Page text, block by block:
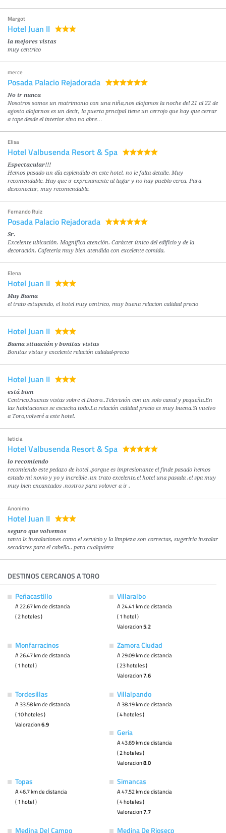
Margot
Hotel Juan II
la mejores vistas
muy centrico
merce
Posada Palacio Rejadorada
No ir nunca
Nosotros somos un matrimonio con una niña,nos alojamos la noche del 21 al 22 de
agosto alojarnos es un decir, la puerta prncipal tiene un cerrojo que hay que cerrar
a tope desde el interior sino no abre…
Elisa
Hotel Valbusenda Resort & Spa
Espectacular!!!
Hemos pasado un día esplendido en este hotel, no le falta detalle. Muy
recomendable. Hay que ir expresamente al lugar y no hay pueblo cerca. Para
desconectar, muy recomendable.
Fernando Ruiz
Posada Palacio Rejadorada
Sr.
Excelente ubicación. Magnífica atención. Carácter único del edificio y de la
decoración. Cafetería muy bien atendida con excelente comida.
Elena
Hotel Juan II
Muy Buena
el trato estupendo, el hotel muy centrico, muy buena relacion calidad precio
Hotel Juan II
Buena situación y bonitas vistas
Bonitas vistas y excelente relación calidad-precio
Hotel Juan II
está bien
Centrico,buenas vistas sobre el Duero..Televisión con un solo canal y pequeña.En
las habitaciones se escucha todo.La relación calidad precio es muy buena.Si vuelvo
a Toro,volveré a este hotel.
leticia
Hotel Valbusenda Resort & Spa
lo recomiendo
recomiendo este pedazo de hotel ,porque es impresionante el finde pasado hemos
estado mi novio y yo y increible .un trato excelente,el hotel una pasada ,el spa muy
muy bien encantados ,nostros para volover a ir .
Anonimo
Hotel Juan II
seguro que volvemos
tanto ls instalaciones como el servicio y la limpieza son correctas, sugeriria instalar
secadores para el cabello.. para cualquiera
DESTINOS CERCANOS A TORO
Peñacastillo
A 22.67 km de distancia
( 2 hoteles )
Villaralbo
A 24.41 km de distancia
( 1 hotel )
Valoracion5.2
Monfarracinos
A 26.47 km de distancia
( 1 hotel )
Zamora Ciudad
A 29.09 km de distancia
( 23 hoteles )
Valoracion7.6
Tordesillas
A 33.58 km de distancia
( 10 hoteles )
Valoracion6.9
Villalpando
A 38.19 km de distancia
( 4 hoteles )
Geria
A 43.69 km de distancia
( 2 hoteles )
Valoracion8.0
Topas
A 46.7 km de distancia
( 1 hotel )
Simancas
A 47.52 km de distancia
( 4 hoteles )
Valoracion7.7
Medina Del Campo Medina De Rioseco